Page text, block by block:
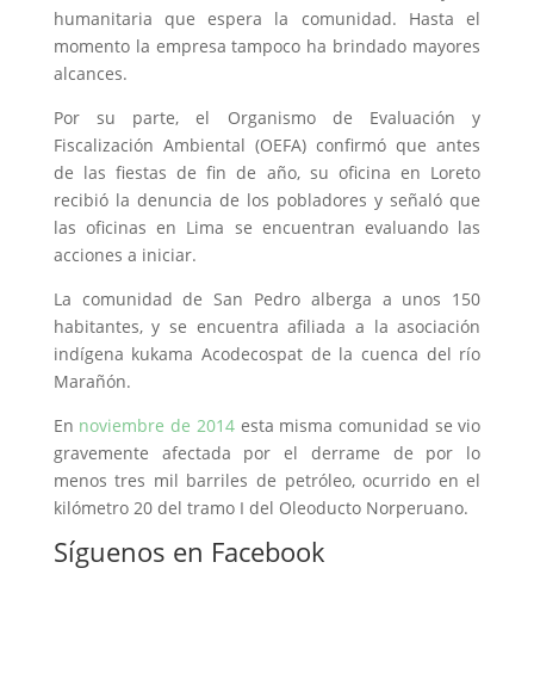
humanitaria que espera la comunidad. Hasta el
momento la empresa tampoco ha brindado mayores
alcances.
Por su parte, el Organismo de Evaluación y
Fiscalización Ambiental (OEFA) confirmó que antes
de las fiestas de fin de año, su oficina en Loreto
recibió la denuncia de los pobladores y señaló que
las oficinas en Lima se encuentran evaluando las
acciones a iniciar.
La comunidad de San Pedro alberga a unos 150
habitantes, y se encuentra afiliada a la asociación
indígena kukama Acodecospat de la cuenca del río
Marañón.
En noviembre de 2014esta misma comunidad se vio
gravemente afectada por el derrame de por lo
menos tres mil barriles de petróleo, ocurrido en el
kilómetro 20 del tramo I del Oleoducto Norperuano.
Síguenos en Facebook